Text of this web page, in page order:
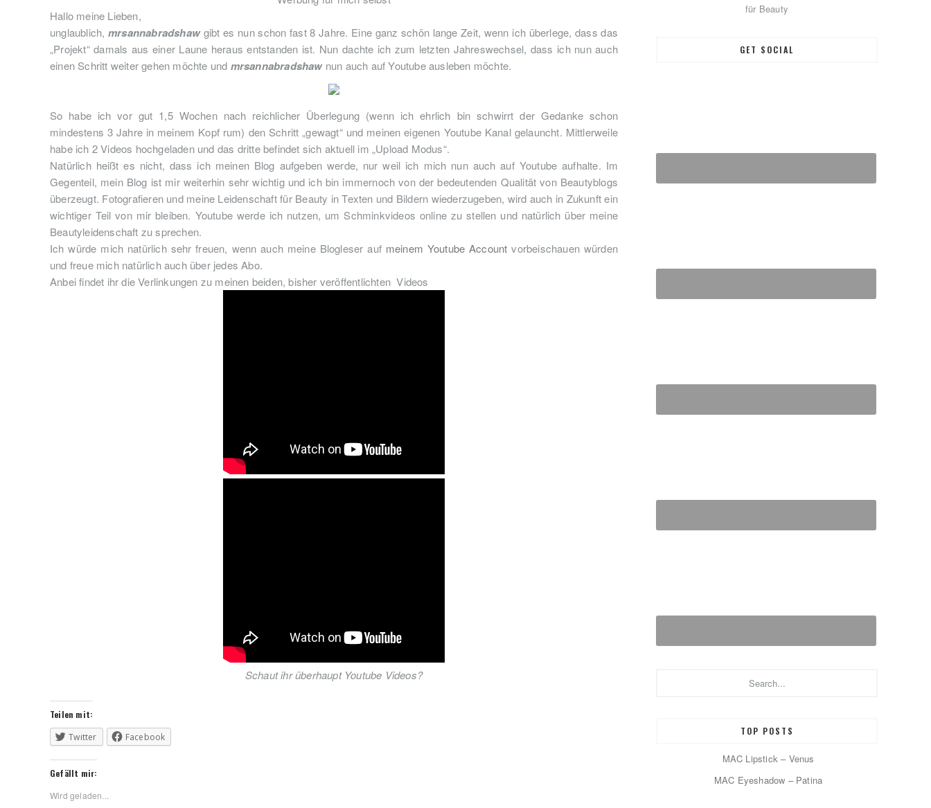
Hallo meine Lieben,
unglaublich,mrsannabradshawgibt es nun schon fast 8 Jahre. Eine ganz schön lange Zeit, wenn ich überlege, dass das
„Projekt“ damals aus einer Laune heraus entstanden ist. Nun dachte ich zum letzten Jahreswechsel, dass ich nun auch
einen Schritt weiter gehen möchte und mrsannabradshawnun auch auf Youtube ausleben möchte.
So habe ich vor gut 1,5 Wochen nach reichlicher Überlegung (wenn ich ehrlich bin schwirrt der Gedanke schon
mindestens 3 Jahre in meinem Kopf rum) den Schritt „gewagt“ und meinen eigenen Youtube Kanal gelauncht. Mittlerweile
habe ich 2 Videos hochgeladen und das dritte befindet sich aktuell im „Upload Modus“.
Natürlich heißt es nicht, dass ich meinen Blog aufgeben werde, nur weil ich mich nun auch auf Youtube aufhalte. Im
Gegenteil, mein Blog ist mir weiterhin sehr wichtig und ich bin immernoch von der bedeutenden Qualität von Beautyblogs
überzeugt. Fotografieren und meine Leidenschaft für Beauty in Texten und Bildern wiederzugeben, wird auch in Zukunft ein
wichtiger Teil von mir bleiben. Youtube werde ich nutzen, um Schminkvideos online zu stellen und natürlich über meine
Beautyleidenschaft zu sprechen.
Ich würde mich natürlich sehr freuen, wenn auch meine Blogleser auf meinem Youtube Accountvorbeischauen würden
und freue mich natürlich auch über jedes Abo.
Anbei findet ihr die Verlinkungen zu meinen beiden, bisher veröffentlichten Videos
Schaut ihr überhaupt Youtube Videos?
Teilen mit:
Twitter
Facebook
Gefällt mir:
Wird geladen...
für Beauty
GET SOCIAL
TOP POSTS
MAC Lipstick – Venus
MAC Eyeshadow – Patina